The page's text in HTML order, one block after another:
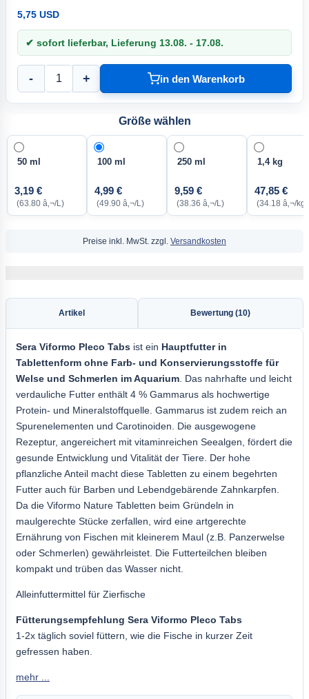
5,75 USD
✔ sofort lieferbar, Lieferung 13.08. - 17.08.
- + in den Warenkorb
Größe wählen
50 ml
3,19 €
(63.80 â‚¬/L)
100 ml
4,99 €
(49.90 â‚¬/L)
250 ml
9,59 €
(38.36 â‚¬/L)
1,4 kg
47,85 €
(34.18 â‚¬/
Preise inkl. MwSt. zzgl. Versandkosten
Artikel Bewertung (10)
Sera Viformo Pleco Tabs ist ein Hauptfutter in
Tablettenform ohne Farb- und Konservierungsstoffe für
Welse und Schmerlen im Aquarium . Das nahrhafte und leicht
verdauliche Futter enthält 4 % Gammarus als hochwertige
Protein- und Mineralstoffquelle. Gammarus ist zudem reich an
Spurenelementen und Carotinoiden. Die ausgewogene
Rezeptur, angereichert mit vitaminreichen Seealgen, fördert die
gesunde Entwicklung und Vitalität der Tiere. Der hohe
pflanzliche Anteil macht diese Tabletten zu einem begehrten
Futter auch für Barben und Lebendgebärende Zahnkarpfen.
Da die Viformo Nature Tabletten beim Gründeln in
maulgerechte Stücke zerfallen, wird eine artgerechte
Ernährung von Fischen mit kleinerem Maul (z.B. Panzerwelse
oder Schmerlen) gewährleistet. Die Futterteilchen bleiben
kompakt und trüben das Wasser nicht.
Alleinfuttermittel für Zierfische
Fütterungsempfehlung Sera Viformo Pleco Tabs
1-2x täglich soviel füttern, wie die Fische in kurzer Zeit
gefressen haben.
mehr ...